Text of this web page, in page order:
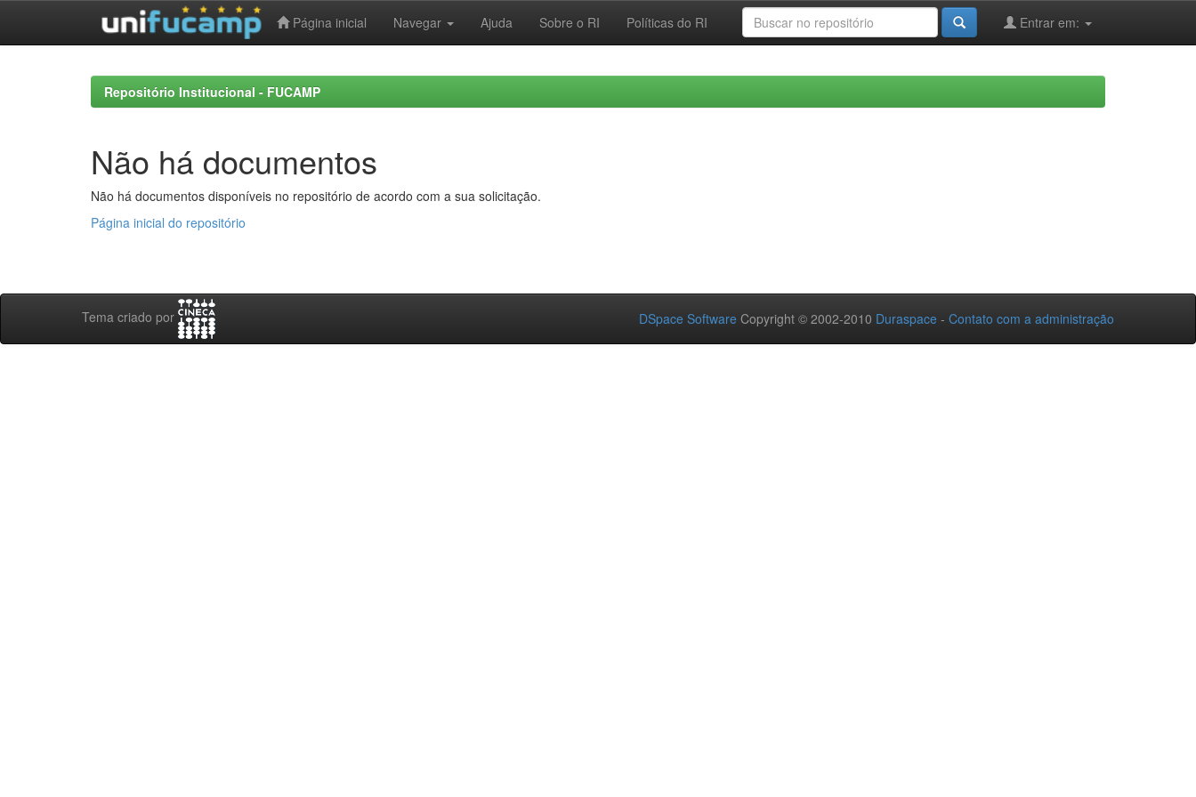
Página inicial Navegar Ajuda Sobre o RI Políticas do RI Entrar em:
Repositório Institucional - FUCAMP
Não há documentos
Não há documentos disponíveis no repositório de acordo com a sua solicitação.
Página inicial do repositório
Tema criado por DSpace Software Copyright © 2002-2010 Duraspace - Contato com a administração